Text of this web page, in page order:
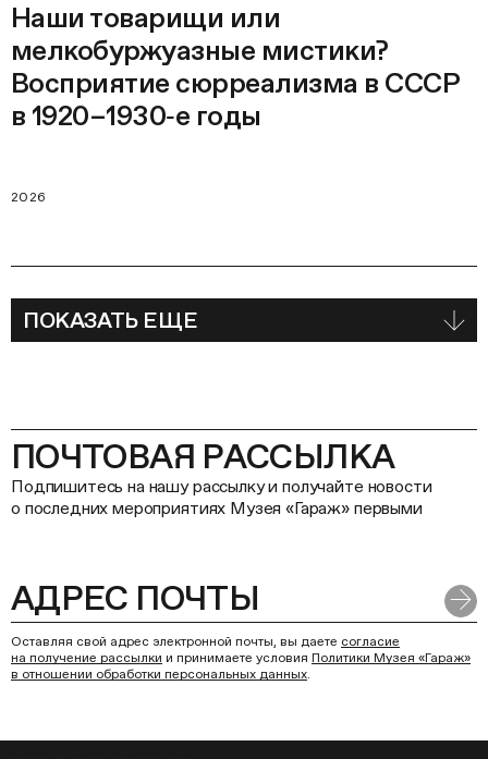
Наши товарищи или
мелкобуржуазные мистики?
Восприятие сюрреализма в СССР
в 1920–1930‑е годы
2026
ПОКАЗАТЬ ЕЩЕ
ПОЧТОВАЯ РАССЫЛКА
Подпишитесь на нашу рассылку и получайте новости
о последних мероприятиях Музея «Гараж» первыми
Оставляя свой адрес электронной почты, вы даете согласие
на получение рассылки и принимаете условия Политики Музея «Гараж»
в отношении обработки персональных данных.